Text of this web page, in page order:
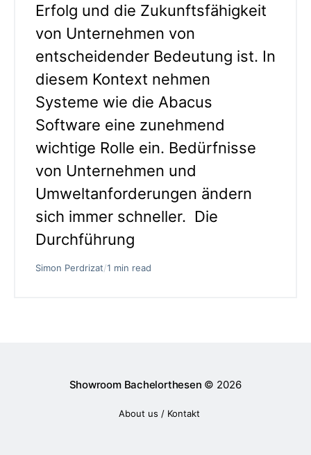
Erfolg und die Zukunftsfähigkeit
von Unternehmen von
entscheidender Bedeutung ist. In
diesem Kontext nehmen
Systeme wie die Abacus
Software eine zunehmend
wichtige Rolle ein. Bedürfnisse
von Unternehmen und
Umweltanforderungen ändern
sich immer schneller. Die
Durchführung
Simon Perdrizat/1 min read
Showroom Bachelorthesen © 2026
About us / Kontakt